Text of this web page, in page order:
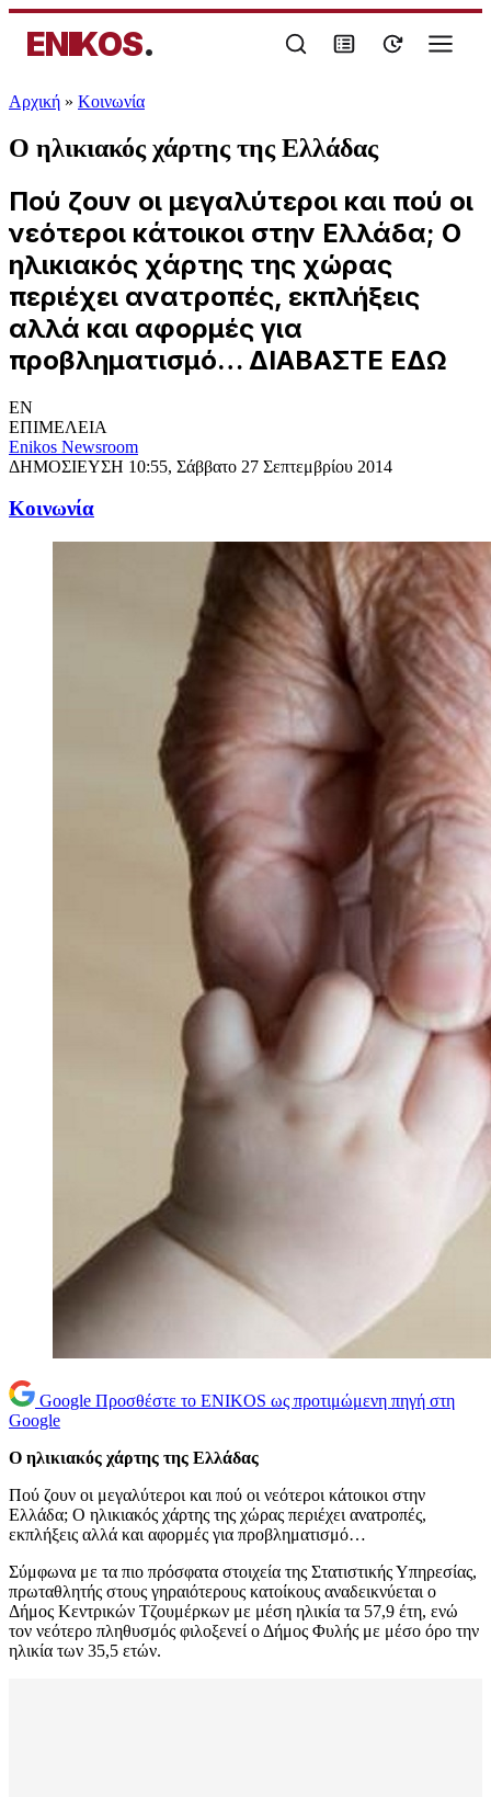
ENIKOS.
Αρχική » Κοινωνία
Ο ηλικιακός χάρτης της Ελλάδας
Πού ζουν οι μεγαλύτεροι και πού οι
νεότεροι κάτοικοι στην Ελλάδα; Ο
ηλικιακός χάρτης της χώρας
περιέχει ανατροπές, εκπλήξεις
αλλά και αφορμές για
προβληματισμό… ΔΙΑΒΑΣΤΕ ΕΔΩ
EN
ΕΠΙΜΕΛΕΙΑ
Enikos Newsroom
ΔΗΜΟΣΙΕΥΣΗ 10:55, Σάββατο 27 Σεπτεμβρίου 2014
Κοινωνία
Google Προσθέστε το ENIKOS ως προτιμώμενη πηγή στη
Google
Ο ηλικιακός χάρτης της Ελλάδας
Πού ζουν οι μεγαλύτεροι και πού οι νεότεροι κάτοικοι στην
Ελλάδα; Ο ηλικιακός χάρτης της χώρας περιέχει ανατροπές,
εκπλήξεις αλλά και αφορμές για προβληματισμό…
Σύμφωνα με τα πιο πρόσφατα στοιχεία της Στατιστικής Υπηρεσίας,
πρωταθλητής στους γηραιότερους κατοίκους αναδεικνύεται ο
Δήμος Κεντρικών Τζουμέρκων με μέση ηλικία τα 57,9 έτη, ενώ
τον νεότερο πληθυσμός φιλοξενεί ο Δήμος Φυλής με μέσο όρο την
ηλικία των 35,5 ετών.